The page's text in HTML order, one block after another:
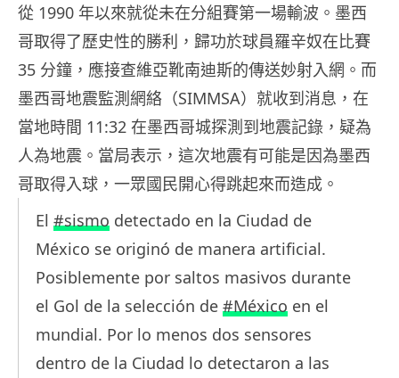
從 1990 年以來就從未在分組賽第一場輸波。墨西
哥取得了歷史性的勝利，歸功於球員羅辛奴在比賽
35 分鐘，應接查維亞靴南迪斯的傳送妙射入網。而
墨西哥地震監測網絡（SIMMSA）就收到消息，在
當地時間 11:32 在墨西哥城探測到地震記錄，疑為
人為地震。當局表示，這次地震有可能是因為墨西
哥取得入球，一眾國民開心得跳起來而造成。
El #sismo detectado en la Ciudad de
México se originó de manera artificial.
Posiblemente por saltos masivos durante
el Gol de la selección de #México en el
mundial. Por lo menos dos sensores
dentro de la Ciudad lo detectaron a las